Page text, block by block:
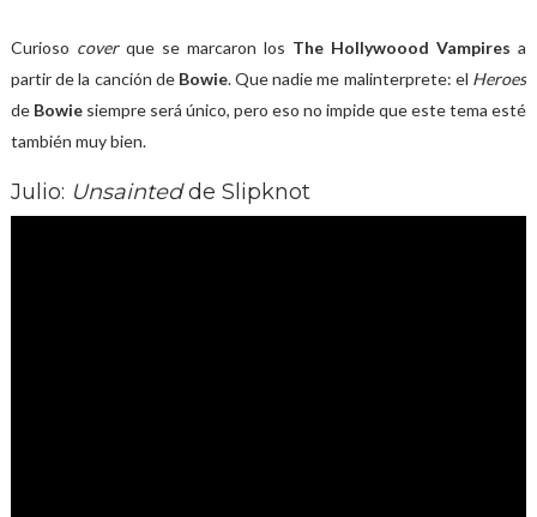
Curioso cover que se marcaron los The Hollywoood Vampires a
partir de la canción de Bowie. Que nadie me malinterprete: el Heroes
de Bowie siempre será único, pero eso no impide que este tema esté
también muy bien.
Julio: Unsaintedde Slipknot